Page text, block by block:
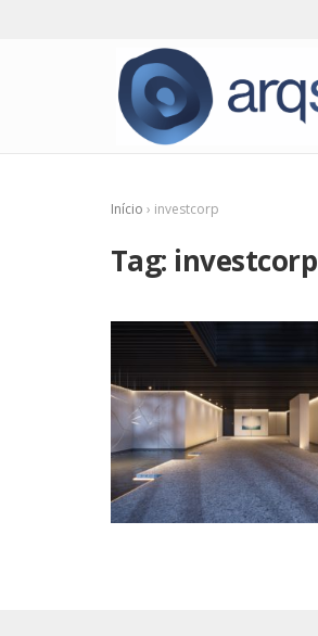
Início › investcorp
Tag: investcorp